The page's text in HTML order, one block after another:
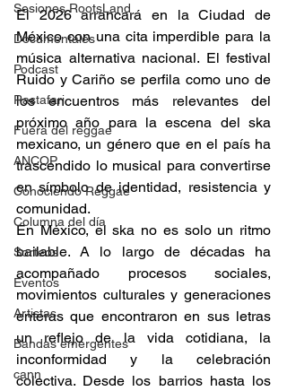
Sesiones RootsLand
Documentales
Podcast
Rastafari
Fuera del reggae
ANCOP
Conociendo Reggae
Columna del día
Sorteos
Eventos
Artistas
Bandas emergentes
cann
El 2026 arrancará en la Ciudad de
México con una cita imperdible para la
música alternativa nacional. El festival
Ruido y Cariño se perfila como uno de
los encuentros más relevantes del
próximo año para la escena del ska
mexicano, un género que en el país ha
trascendido lo musical para convertirse
en símbolo de identidad, resistencia y
comunidad.
En México, el ska no es solo un ritmo
bailable. A lo largo de décadas ha
acompañado procesos sociales,
movimientos culturales y generaciones
enteras que encontraron en sus letras
un reflejo de la vida cotidiana, la
inconformidad y la celebración
colectiva. Desde los barrios hasta los